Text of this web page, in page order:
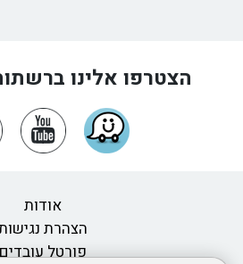
הצטרפו אלינו
אודות
הצהרת
פורטל עובדים